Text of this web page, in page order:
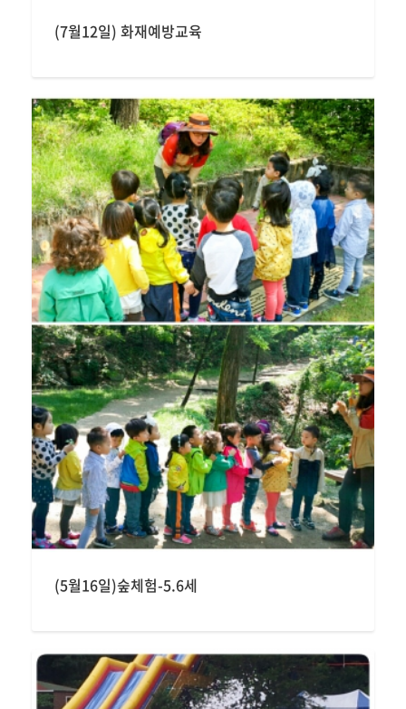
(7월12일) 화재예방교육
(5월16일)숲체험-5.6세